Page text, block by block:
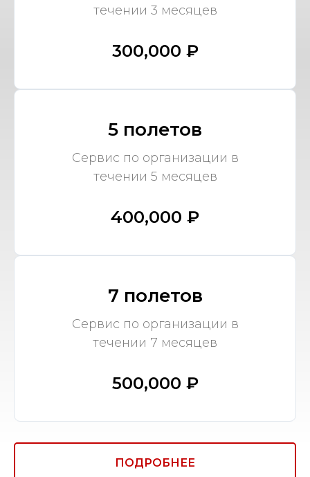
течении 3 месяцев
300,000 ₽
5 полетов
Сервис по организации в
течении 5 месяцев
400,000 ₽
7 полетов
Сервис по организации в
течении 7 месяцев
500,000 ₽
ПОДРОБНЕЕ